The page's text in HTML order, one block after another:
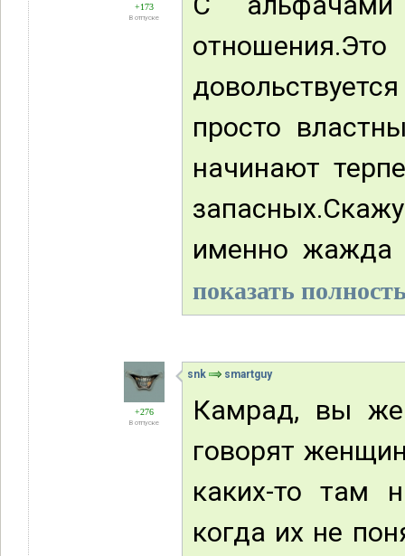
+173
В отпуске
просто
начинают
именно жажда
показать
+276
В отпуске
snk smartguy
Камрад, вы
говорят
каких-то там
когда их не